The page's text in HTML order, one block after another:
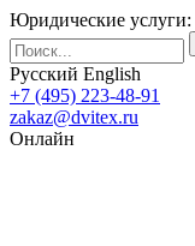
Юридические услуги:
Русский English
+7 (495) 223-48-91
zakaz@dvitex.ru
Онлайн